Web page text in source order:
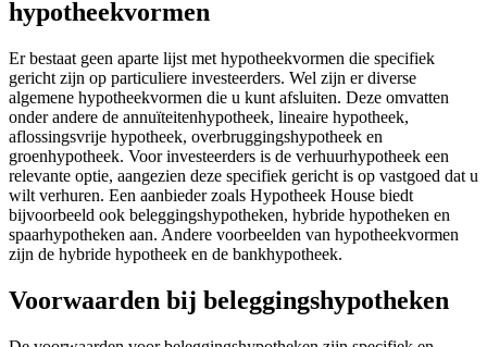
hypotheekvormen
Er bestaat geen aparte lijst met hypotheekvormen die specifiek
gericht zijn op particuliere investeerders. Wel zijn er diverse
algemene hypotheekvormen die u kunt afsluiten. Deze omvatten
onder andere de annuïteitenhypotheek, lineaire hypotheek,
aflossingsvrije hypotheek, overbruggingshypotheek en
groenhypotheek. Voor investeerders is de verhuurhypotheek een
relevante optie, aangezien deze specifiek gericht is op vastgoed dat u
wilt verhuren. Een aanbieder zoals Hypotheek House biedt
bijvoorbeeld ook beleggingshypotheken, hybride hypotheken en
spaarhypotheken aan. Andere voorbeelden van hypotheekvormen
zijn de hybride hypotheek en de bankhypotheek.
Voorwaarden bij beleggingshypotheken